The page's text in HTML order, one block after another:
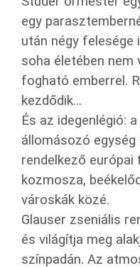
egy
után négy felesége
soha életében nem
fogható emberrel.
kezdődik…
És az idegenlégió:
állomásozó egység
rendelkező
kozmosza,
városkák közé.
Glauser zseniális
és világítja meg
színpadán. Az